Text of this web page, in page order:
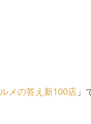
メの答え新100店」